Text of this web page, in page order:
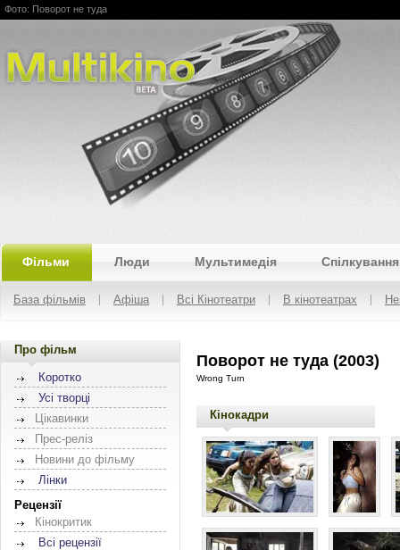
Multikino
Фото: Поворот не туда
Фільми Люди Мультимедія Спілкування
База фільмів Афіша Всі Кінотеатри В кінотеатрах
Про фільм
Коротко
Усі творці
Цікавинки
Прес-реліз
Новини до фільму
Лінки
Рецензії
Кінокритик
Всі рецензії
Поворот не туда (2003)
Wrong Turn
Кінокадри